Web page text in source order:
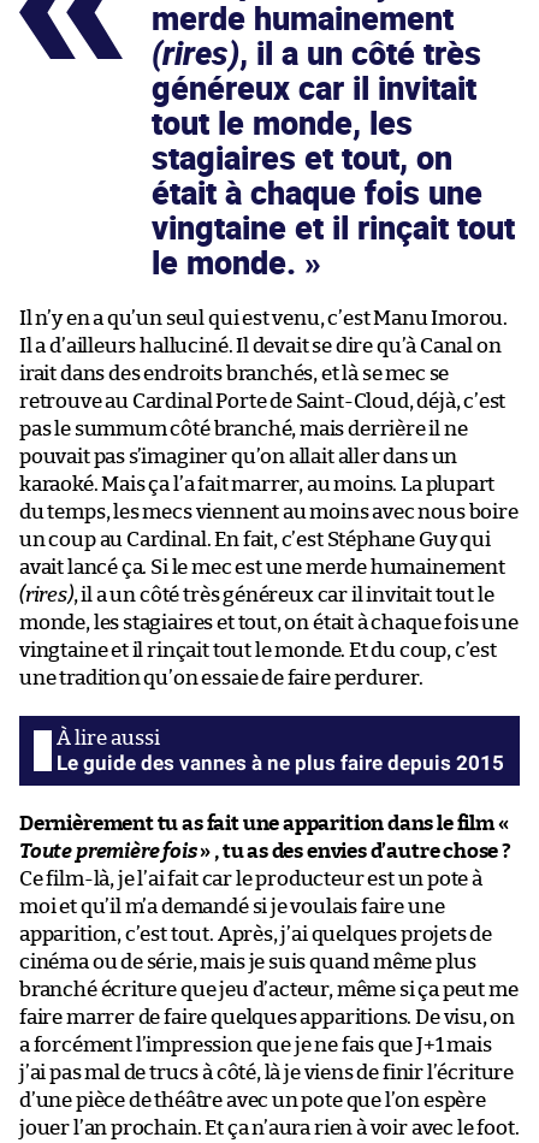
merde humainement
(rires), il a un côté très
généreux car il invitait
tout le monde, les
stagiaires et tout, on
était à chaque fois une
vingtaine et il rinçait tout
le monde.
Il n’y en a qu’un seul qui est venu, c’est Manu Imorou.
Il a d’ailleurs halluciné. Il devait se dire qu’à Canal on
irait dans des endroits branchés, et là se mec se
retrouve au Cardinal Porte de Saint-Cloud, déjà, c’est
pas le summum côté branché, mais derrière il ne
pouvait pas s’imaginer qu’on allait aller dans un
karaoké. Mais ça l’a fait marrer, au moins. La plupart
du temps, les mecs viennent au moins avec nous boire
un coup au Cardinal. En fait, c’est Stéphane Guy qui
avait lancé ça. Si le mec est une merde humainement
(rires), il a un côté très généreux car il invitait tout le
monde, les stagiaires et tout, on était à chaque fois une
vingtaine et il rinçait tout le monde. Et du coup, c’est
une tradition qu’on essaie de faire perdurer.
Le guide des vannes à ne plus faire depuis 2015
Dernièrement tu as fait une apparition dans le film «
Toute première fois» , tu as des envies d’autre chose ?
Ce film-là, je l’ai fait car le producteur est un pote à
moi et qu’il m’a demandé si je voulais faire une
apparition, c’est tout. Après, j’ai quelques projets de
cinéma ou de série, mais je suis quand même plus
branché écriture que jeu d’acteur, même si ça peut me
faire marrer de faire quelques apparitions. De visu, on
a forcément l’impression que je ne fais que J+1 mais
j’ai pas mal de trucs à côté, là je viens de finir l’écriture
d’une pièce de théâtre avec un pote que l’on espère
jouer l’an prochain. Et ça n’aura rien à voir avec le foot.